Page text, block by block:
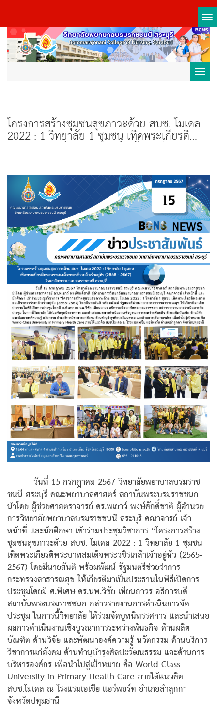
โครงการสร้างชุมชนสุขภาวะด้วย สบช. โมเดล
2022 : 1 วิทยาลัย 1 ชุมชน เทิดพระเกียรติ
พระบาทสมเด็จพระวชิรเกล้าเจ้าอยู่หัว (2565 -
วันที่ 15 กรกฏาคม 2567 วิทยาลัยพยาบาลบรมราช
ชนนี สระบุรี คณะพยาบาลศาสตร์ สถาบันพระบรมราชชนก
นำโดย ผู้ช่วยศาสตราจารย์ ดร.พเยาว์ พงษ์ศักดิ์ชาติ ผู้อำนวย
การวิทยาลัยพยาบาลบรมราชชนนี สระบุรี คณาจารย์ เจ้า
หน้าที่ และนักศึกษา เข้าร่วมประชุมวิชาการ “โครงการสร้าง
ชุมชนสุขภาวะด้วย สบช. โมเดล 2022 : 1 วิทยาลัย 1 ชุมชน
เทิดพระเกียรติพระบาทสมเด็จพระวชิรเกล้าเจ้าอยู่หัว (2565-
2567) โดยมีนายสันติ พร้อมพัฒน์ รัฐมนตรีช่วยว่าการ
กระทรวงสาธารณสุข ให้เกียรติมาเป็นประธานในพิธีเปิดการ
ประชุมโดยมี ศ.พิเศษ ดร.นพ.วิชัย เทียนถาวร อธิการบดี
สถาบันพระบรมราชชนก กล่าวรายงานการดำเนินการจัด
ประชุม ในการนี้วิทยาลัย ได้ร่วมจัดบูทนิทรรศการ และนำเสนอ
ผลการดำเนินงานเชิงบูรณาการระหว่างพันธกิจ ด้านผลิต
บัณฑิต ด้านวิจัย และพัฒนาองค์ความรู้ นวัตกรรม ด้านบริการ
วิชาการแก่สังคม ด้านทำนุบำรุงศิลปะวัฒนธรรม และด้านการ
บริหารองค์กร เพื่อนำไปสู่เป้าหมาย คือ World-Class
University in Primary Health Care ภายใต้แนวคิด
สบช.โมเดล ณ โรงแรมเอเชีย แอร์พอร์ท อำเภอลำลูกกา
จังหวัดปทุมธานี